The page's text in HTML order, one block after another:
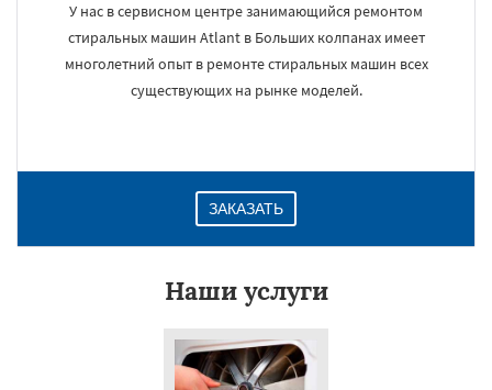
У нас в сервисном центре занимающийся ремонтом
стиральных машин Atlant в Больших колпанах имеет
многолетний опыт в ремонте стиральных машин всех
существующих на рынке моделей.
ЗАКАЗАТЬ
Наши услуги